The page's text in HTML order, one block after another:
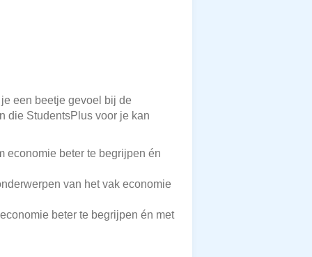
een beetje gevoel bij de
die StudentsPlus voor je kan
economie beter te begrijpen én
van het vak economie
beter te begrijpen én met